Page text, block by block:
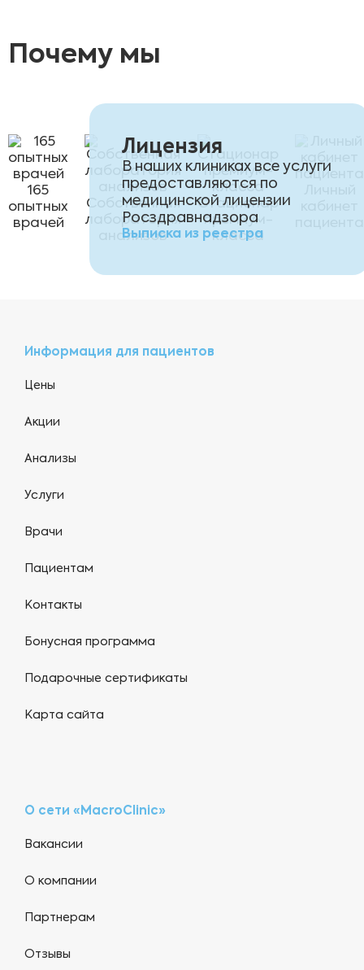
Почему мы
165
опытных
врачей
Собственная
лаборатория
анализов
Стационар
премиум-
класса
Лицензия
В наших клиниках все услуги
предоставляются по
медицинской лицензии
Росздравнадзора
Выписка из реестра
Информация для пациентов
Цены
Акции
Анализы
Услуги
Врачи
Пациентам
Контакты
Бонусная программа
Подарочные сертификаты
Карта сайта
О сети «MacroClinic»
Вакансии
О компании
Партнерам
Отзывы